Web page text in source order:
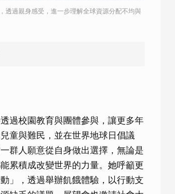
透過親身感受，進一步理解全球資源分配不均與
過校園教育與團體參與，讓更多年
童與難民，並在世界地球日倡議
群人願意從自身做出選擇，無論是
累積成改變世界的力量。她呼籲更
」，透過舉辦飢餓體驗，以行動支